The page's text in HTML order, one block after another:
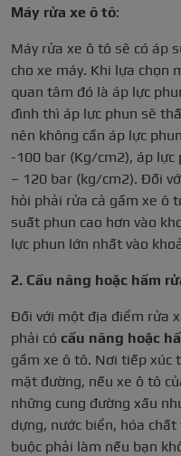
Máy rửa xe ô tô:
Máy rửa xe ô tô sẽ có áp
cho xe máy. Khi lựa chọn
quan tâm đó là áp lực
đình thì áp lực phun sẽ
nên không cần áp lực
-100 bar (Kg/cm2), áp
– 120 bar (kg/cm2). Đối
hỏi phải rửa cả gầm xe ô
suất phun cao hơn vào
lực phun lớn nhất vào
2. Cầu nâng hoặc hầm
Đối với một địa điểm rửa
phải có cầu nâng hoặc
gầm xe ô tô. Nơi tiếp xúc
mặt đường, nếu xe ô tô
những cung đường xấu
dựng, nước biển, hóa
buộc phải làm nếu bạn